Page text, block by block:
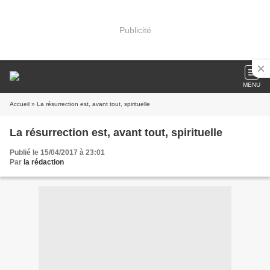
Publicité
MENU
Accueil » La résurrection est, avant tout, spirituelle
La résurrection est, avant tout, spirituelle
Publié le 15/04/2017 à 23:01
Par la rédaction